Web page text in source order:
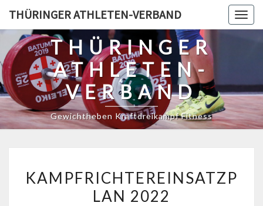
content
THÜRINGER ATHLETEN-VERBAND
THÜRINGER
ATHLETEN-
VERBAND
Gewichtheben Kraftdreikampf Fitness
2022
KAMPFRICHTEREINSATZP
LAN 2022